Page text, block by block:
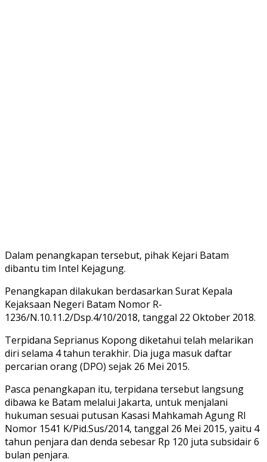
Dalam penangkapan tersebut, pihak Kejari Batam
dibantu tim Intel Kejagung.
Penangkapan dilakukan berdasarkan Surat Kepala
Kejaksaan Negeri Batam Nomor R-
1236/N.10.11.2/Dsp.4/10/2018, tanggal 22 Oktober 2018.
Terpidana Seprianus Kopong diketahui telah melarikan
diri selama 4 tahun terakhir. Dia juga masuk daftar
percarian orang (DPO) sejak 26 Mei 2015.
Pasca penangkapan itu, terpidana tersebut langsung
dibawa ke Batam melalui Jakarta, untuk menjalani
hukuman sesuai putusan Kasasi Mahkamah Agung RI
Nomor 1541 K/Pid.Sus/2014, tanggal 26 Mei 2015, yaitu 4
tahun penjara dan denda sebesar Rp 120 juta subsidair 6
bulan penjara.